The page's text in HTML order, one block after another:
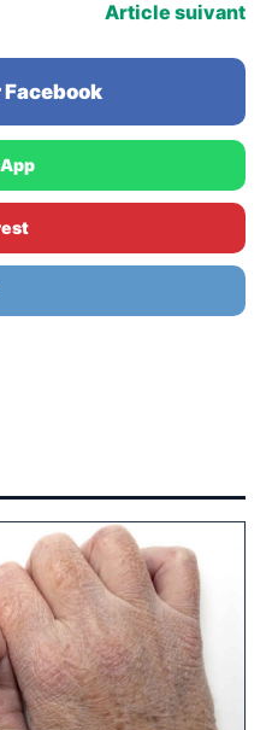
Article suivant